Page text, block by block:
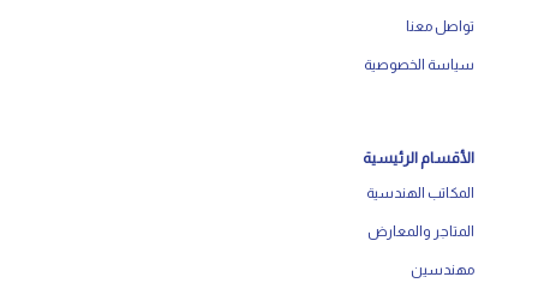
تواصل معنا
سياسة الخصوصية
الأقسام الرئيسية
المكاتب الهندسية
المتاجر والمعارض
مهندسين